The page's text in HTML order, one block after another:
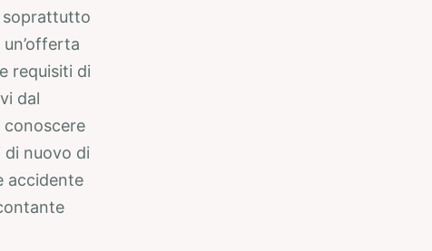
soprattutto
requisiti di
dal
conoscere
di nuovo di
accidente